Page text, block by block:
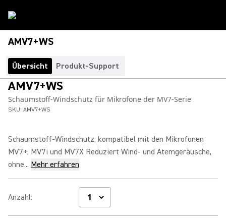
AMV7+WS
Übersicht Produkt-Support
AMV7+WS
Schaumstoff-Windschutz für Mikrofone der MV7-Serie
SKU: AMV7+WS
Schaumstoff-Windschutz, kompatibel mit den Mikrofonen
MV7+, MV7i und MV7X Reduziert Wind- und Atemgeräusche,
ohne... Mehr erfahren
Anzahl: